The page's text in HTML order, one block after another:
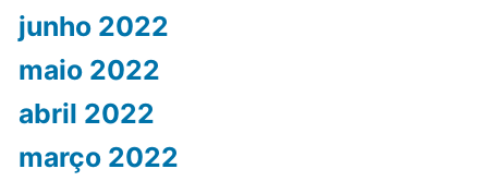
junho 2022
maio 2022
abril 2022
março 2022